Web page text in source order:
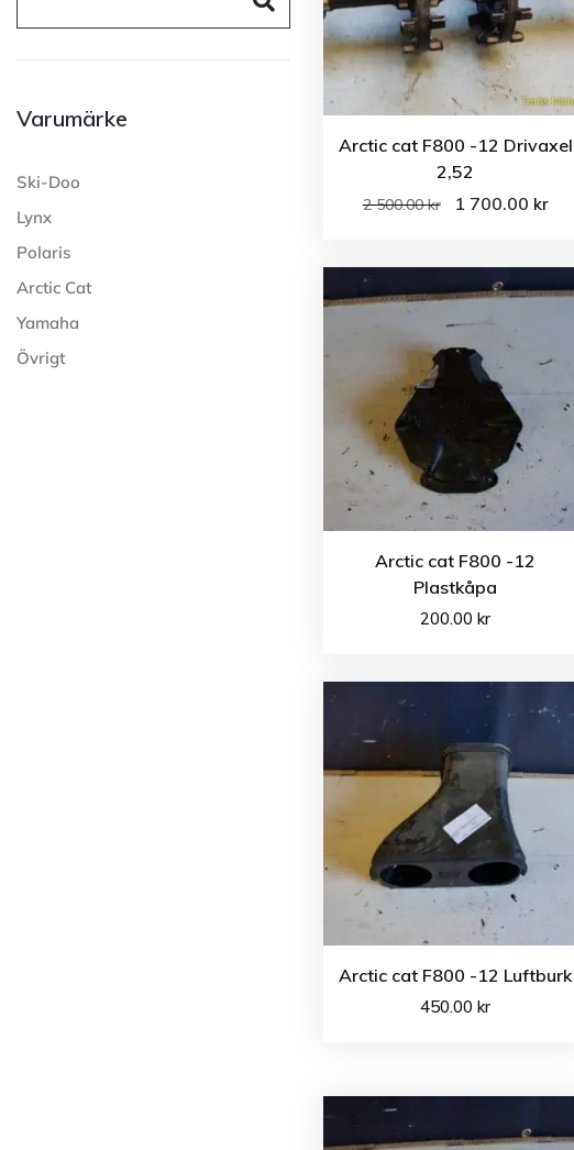
Varumärke
Ski-Doo
Lynx
Polaris
Arctic Cat
Yamaha
Övrigt
Arctic cat F800 -12 Drivaxel
2,52
2 500.00kr 1 700.00 kr
Arctic cat F800 -12
Plastkåpa
200.00kr
Arctic cat F800 -12 Luftburk
450.00kr